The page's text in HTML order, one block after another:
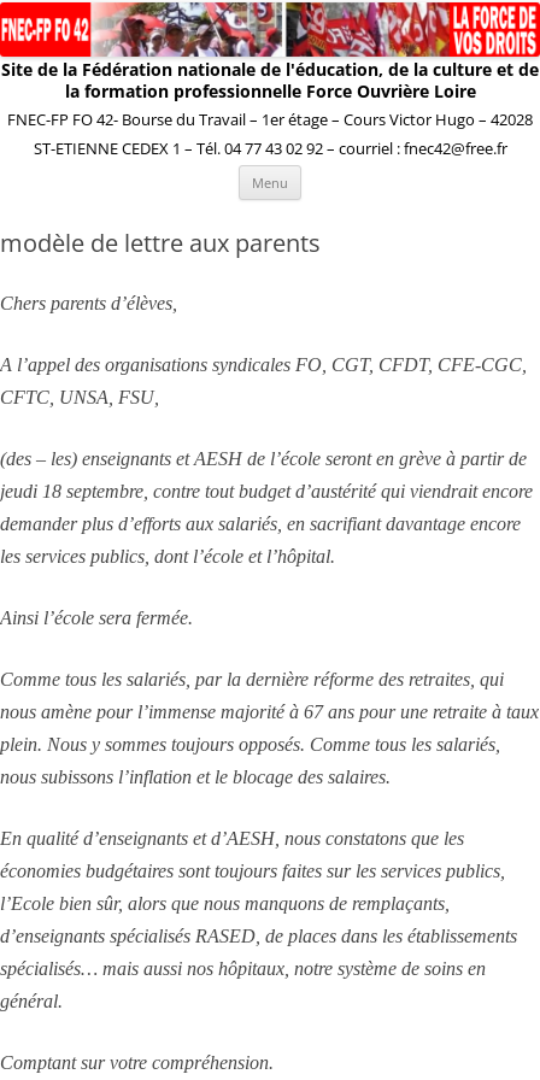
Site de la Fédération nationale de l'éducation, de la culture et de
la formation professionnelle Force Ouvrière Loire
FNEC-FP FO 42- Bourse du Travail – 1er étage – Cours Victor Hugo – 42028
ST-ETIENNE CEDEX 1 – Tél. 04 77 43 02 92 – courriel : fnec42@free.fr
Menu
modèle de lettre aux parents
Chers parents d’élèves,
A l’appel des organisations syndicales FO, CGT, CFDT, CFE-CGC,
CFTC, UNSA, FSU,
(des – les) enseignants et AESH de l’école seront en grève à partir de
jeudi 18 septembre, contre tout budget d’austérité qui viendrait encore
demander plus d’efforts aux salariés, en sacrifiant davantage encore
les services publics, dont l’école et l’hôpital.
Ainsi l’école sera fermée.
Comme tous les salariés, par la dernière réforme des retraites, qui
nous amène pour l’immense majorité à 67 ans pour une retraite à taux
plein. Nous y sommes toujours opposés. Comme tous les salariés,
nous subissons l’inflation et le blocage des salaires.
En qualité d’enseignants et d’AESH, nous constatons que les
économies budgétaires sont toujours faites sur les services publics,
l’Ecole bien sûr, alors que nous manquons de remplaçants,
d’enseignants spécialisés RASED, de places dans les établissements
spécialisés… mais aussi nos hôpitaux, notre système de soins en
général.
Comptant sur votre compréhension.